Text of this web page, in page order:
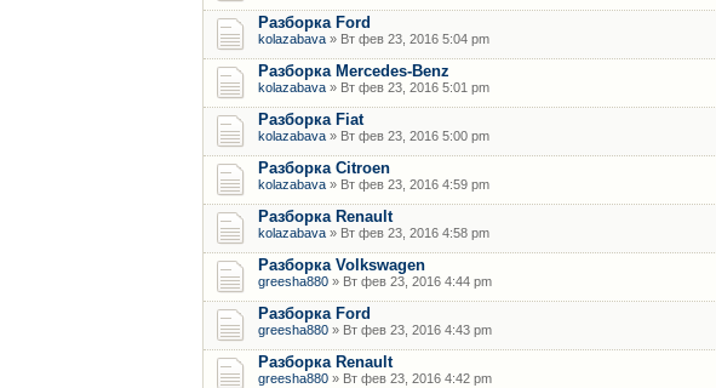
Разборка Ford
kolazabava » Вт фев 23, 2016 5:04 pm
Разборка Mercedes-Benz
kolazabava » Вт фев 23, 2016 5:01 pm
Разборка Fiat
kolazabava » Вт фев 23, 2016 5:00 pm
Разборка Citroen
kolazabava » Вт фев 23, 2016 4:59 pm
Разборка Renault
kolazabava » Вт фев 23, 2016 4:58 pm
Разборка Volkswagen
greesha880 » Вт фев 23, 2016 4:44 pm
Разборка Ford
greesha880 » Вт фев 23, 2016 4:43 pm
Разборка Renault
greesha880 » Вт фев 23, 2016 4:42 pm